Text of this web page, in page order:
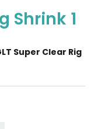
Shrink 1
Super Clear Rig